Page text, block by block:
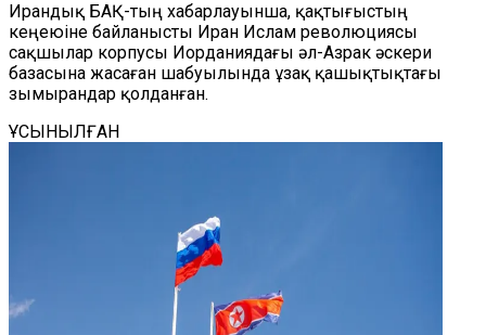
Ирандық БАҚ-тың хабарлауынша, қақтығыстың
кеңеюіне байланысты Иран Ислам революциясы
сақшылар корпусы Иорданиядағы әл-Азрак әскери
базасына жасаған шабуылында ұзақ қашықтықтағы
зымырандар қолданған.
ҰСЫНЫЛҒАН